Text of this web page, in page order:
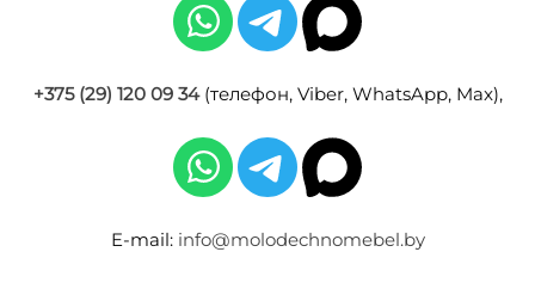
+375 (29) 120 09 34(телефон, Viber, WhatsApp, Max),
E-mail: info@molodechnomebel.by